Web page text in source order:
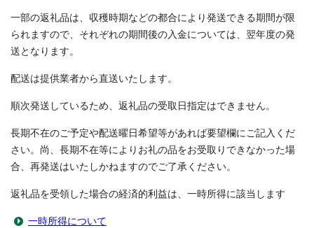
一部の返礼品は、収穫時期などの都合により発送できる期間が限
られますので、それぞれの期間後の入金については、翌年度の発
送となります。
配送は提供業者から直送いたします。
順次発送しているため、返礼品の受取日指定はできません。
長期不在のご予定や配送曜日希望等があれば要望欄にご記入くだ
さい。尚、長期不在等によりお礼の品をお受取りできなかった場
合、再発送はいたしかねますのでご了承ください。
返礼品を受領した場合の経済的利益は、一時所得に該当します
一時所得について